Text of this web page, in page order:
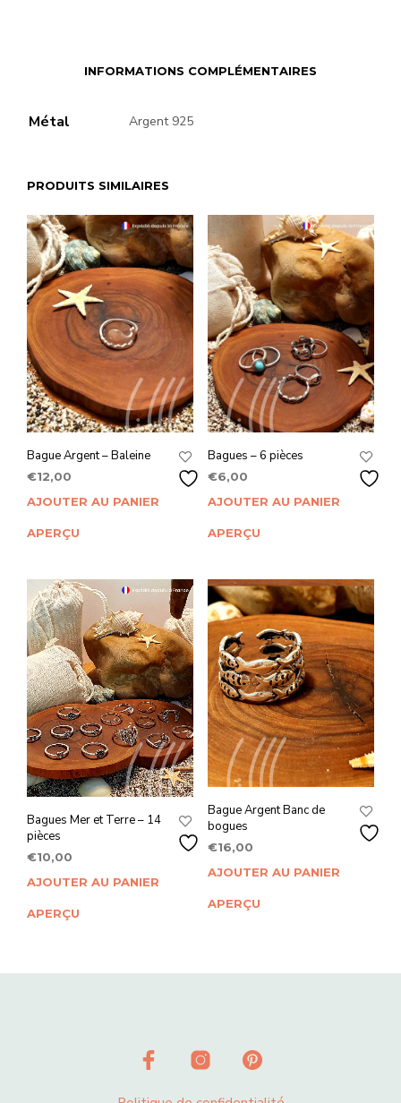
INFORMATIONS COMPLÉMENTAIRES
Métal Argent 925
PRODUITS SIMILAIRES
Bague Argent – Baleine
€12,00
AJOUTER AU PANIER
APERÇU
Bagues – 6 pièces
€6,00
AJOUTER AU PANIER
APERÇU
Bagues Mer et Terre – 14
pièces
€10,00
AJOUTER AU PANIER
APERÇU
Bague Argent Banc de
bogues
€16,00
AJOUTER AU PANIER
APERÇU